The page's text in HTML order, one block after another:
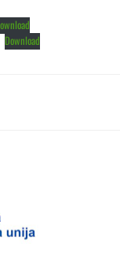
Download